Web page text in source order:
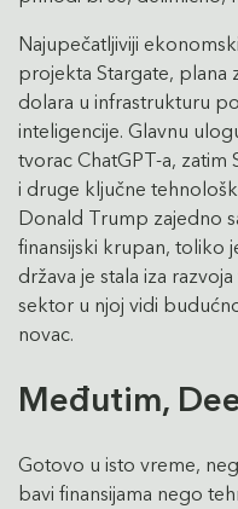
Najupečatljiviji
projekta Stargate, plana
dolara u infrastrukturu
inteligencije. Glavnu
tvorac ChatGPT-a, zatim
i druge ključne
Donald Trump zajedno
finansijski krupan, toliko
država je stala iza
sektor u njoj vidi
novac.
Međutim,
Gotovo u isto vreme,
bavi finansijama nego